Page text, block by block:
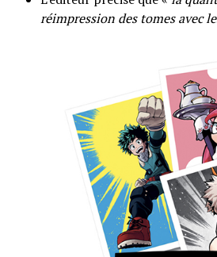
réimpression des tomes avec